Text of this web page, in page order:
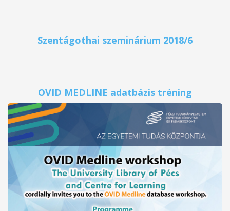
Szentágothai szeminárium 2018/6
OVID MEDLINE adatbázis tréning